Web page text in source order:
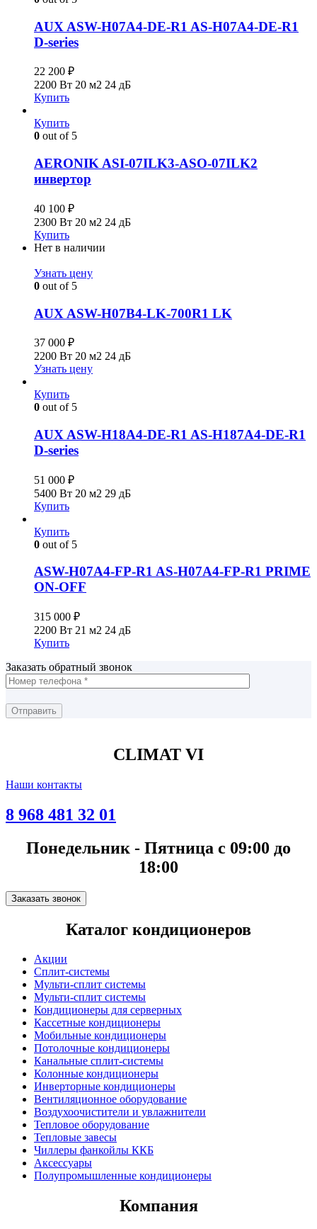
AUX ASW-H07A4-DE-R1 AS-H07A4-DE-R1
D-series
22 200 ₽
2200 Вт 20 м2 24 дБ
Купить
Купить
0 out of 5
AERONIK ASI-07ILK3-ASO-07ILK2
инвертoр
40 100 ₽
2300 Вт 20 м2 24 дБ
Купить
Нет в наличии
Узнать цену
0 out of 5
AUX ASW-H07B4-LK-700R1 LK
37 000 ₽
2200 Вт 20 м2 24 дБ
Узнать цену
Купить
0 out of 5
AUX ASW-H18A4-DE-R1 AS-H187A4-DE-R1
D-series
51 000 ₽
5400 Вт 20 м2 29 дБ
Купить
Купить
0 out of 5
ASW-H07A4-FP-R1 AS-H07A4-FP-R1 PRIME
ON-OFF
315 000 ₽
2200 Вт 21 м2 24 дБ
Купить
Заказать обратный звонок
CLIMAT VI
Наши контакты
8 968 481 32 01
Понедельник - Пятница с 09:00 до
18:00
Заказать звонок
Каталог кондиционеров
Акции
Сплит-системы
Мульти-сплит системы
Мульти-сплит системы
Кондиционеры для серверных
Кассетные кондиционеры
Мобильные кондиционеры
Потолочные кондиционеры
Канальные сплит-системы
Колонные кондиционеры
Инверторные кондиционеры
Вентиляционное оборудование
Воздухоочистители и увлажнители
Тепловое оборудование
Тепловые завесы
Чиллеры фанкойлы ККБ
Аксессуары
Полупромышленные кондиционеры
Компания